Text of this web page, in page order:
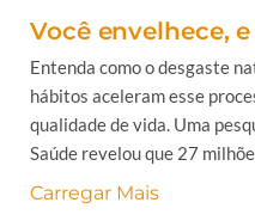
Você envelhece,
Entenda como o desgaste
hábitos aceleram esse
qualidade de vida. Uma
Saúde revelou que 27
Carregar Mais